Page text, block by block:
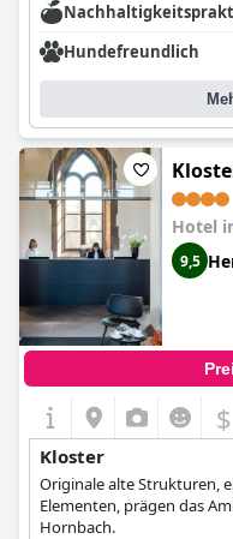
Hundefreundlich
Hotel
9,5
$
Kloster
Originale alte Strukturen,
Elementen, prägen das
Hornbach.